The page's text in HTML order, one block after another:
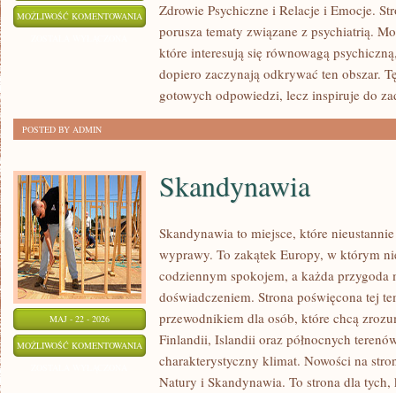
MOŻLIWOŚĆ KOMENTOWANIA PRACA
PSYCHOLOGIA
ORGANIZACJI
Zdrowie Psychiczne i Relacje i Emocje.
porusza tematy związane z psychiatrią.
które interesują się równowagą
dopiero zaczynają odkrywać ten obszar.
gotowych odpowiedzi, lecz inspiruje do
POSTED BY ADMIN
MAJ - 22 - 2026
MOŻLIWOŚĆ KOMENTOWANIA SKANDYNAWIA
Skandynawia
Skandynawia to miejsce, które
wyprawy. To zakątek Europy, w którym
codziennym spokojem, a każda przygoda
doświadczeniem. Strona poświęcona tej
przewodnikiem dla osób, które chcą
Finlandii, Islandii oraz północnych
charakterystyczny klimat. Nowości na
Natury i Skandynawia. To strona dla